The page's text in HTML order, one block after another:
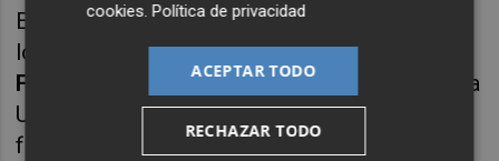
En la tertulia de hoy contamos en la mesa, en
los escaños de nuestro Senado, con
Fernando Riera
, graduado en Economía por la
Universidad Oberta de Cataluña (UOC). Ha
formado parte de diferentes gabinetes de
cookies.Política de privacidad
ACEPTAR TODO
RECHAZAR TODO